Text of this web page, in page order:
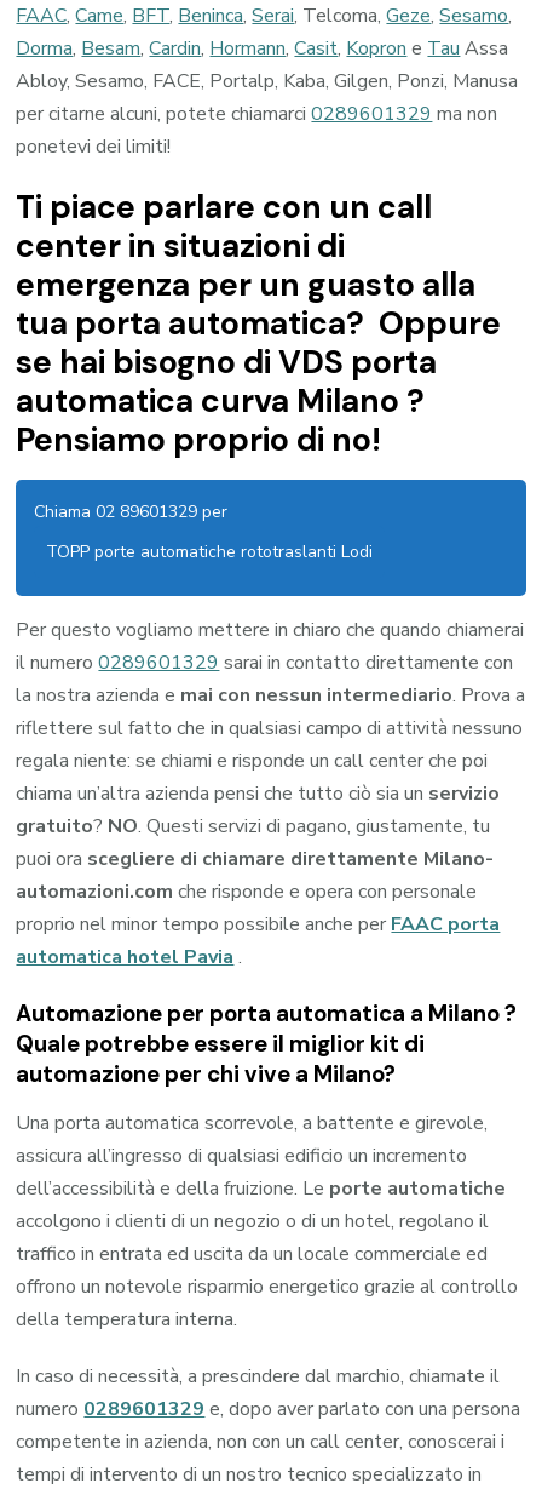
FAAC,Came, BFT, Beninca,Serai, Telcoma,Geze,Sesamo,
Dorma, Besam,Cardin, Hormann,Casit, Kopron e Tau Assa
Abloy, Sesamo, FACE, Portalp, Kaba, Gilgen, Ponzi, Manusa
per citarne alcuni, potete chiamarci0289601329 ma non
ponetevi dei limiti!
Ti piace parlare con un call
center in situazioni di
emergenza per un guasto alla
tua porta automatica? Oppure
se hai bisogno di VDS porta
automatica curva Milano ?
Pensiamo proprio di no!
Chiama 02 89601329 per
TOPP porte automatiche rototraslanti Lodi
Per questo vogliamo mettere in chiaro che quando chiamerai
il numero0289601329sarai in contatto direttamente con
la nostra azienda e mai con nessun intermediario. Prova a
riflettere sul fatto che in qualsiasi campo di attività nessuno
regala niente: se chiami e risponde un call center che poi
chiama un’altra azienda pensi che tutto ciò sia un servizio
gratuito? NO. Questi servizi di pagano, giustamente, tu
puoi ora scegliere di chiamare direttamente Milano-
automazioni.com che risponde e opera con personale
proprio nel minor tempo possibile anche perFAAC porta
automatica hotel Pavia.
Automazione per porta automatica a Milano ?
Quale potrebbe essere il miglior kit di
automazione per chi vive a Milano?
Una porta automatica scorrevole, a battente e girevole,
assicura all’ingresso di qualsiasi edificio un incremento
dell’accessibilità e della fruizione. Le porte automatiche
accolgono i clienti di un negozio o di un hotel, regolano il
traffico in entrata ed uscita da un locale commerciale ed
offrono un notevole risparmio energetico grazie al controllo
della temperatura interna.
In caso di necessità, a prescindere dal marchio, chiamate il
numero 0289601329 e, dopo aver parlato con una persona
competente in azienda, non con un call center, conoscerai i
tempi di intervento di un nostro tecnico specializzato in